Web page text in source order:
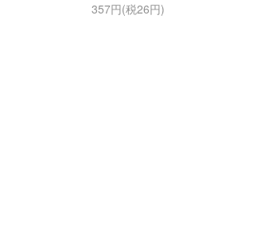
357円(税26円)